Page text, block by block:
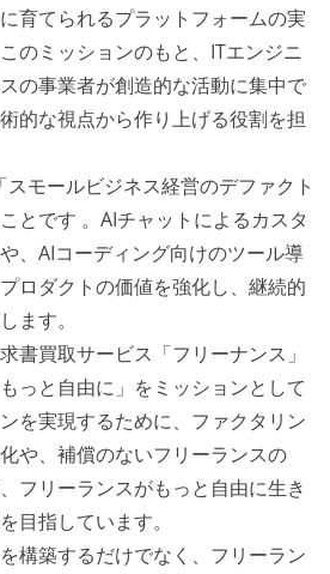
育てられるプラットフォームの実
のミッションのもと、ITエンジニ
の事業者が創造的な活動に集中で
的な視点から作り上げる役割を担
モールビジネス経営のデファクト
とです 。AIチャットによるカスタ
、AIコーディング向けのツール導
ロダクトの価値を強化し、継続的
ます。
書買取サービス「フリーナンス」
っと自由に」をミッションとして
を実現するために、ファクタリン
や、補償のないフリーランスの
フリーランスがもっと自由に生き
目指しています。
構築するだけでなく、フリーラン